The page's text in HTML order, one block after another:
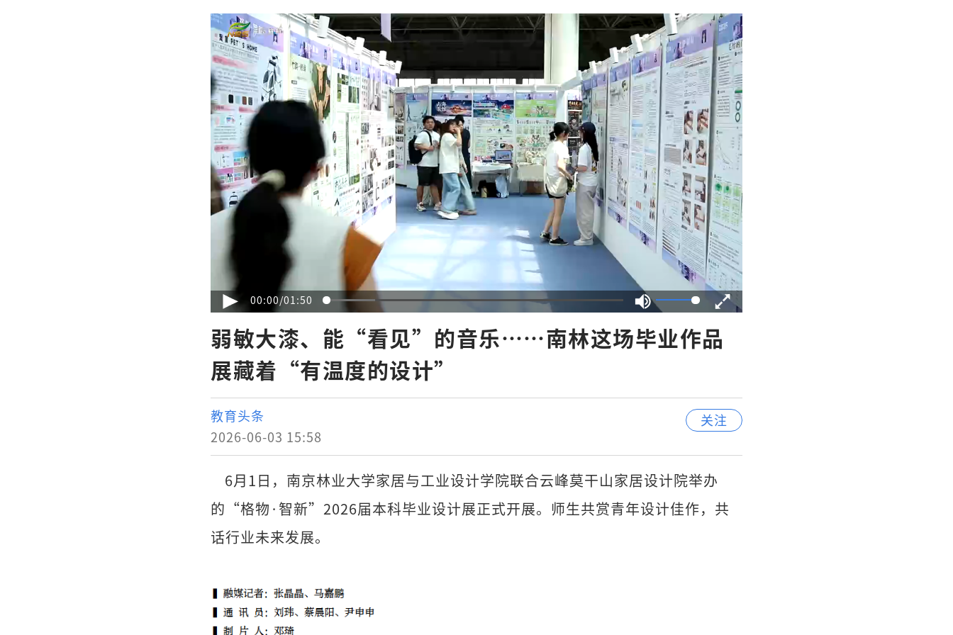
00:00 /01:50
弱敏大漆、能“看见”的音乐……南林这场毕业作品
展藏着“有温度的设计”
教育头条
2026-06-03 15:58
关注
6月1日，南京林业大学家居与工业设计学院联合云峰莫干山家居设计院举办
的“格物·智新”2026届本科毕业设计展正式开展。师生共赏青年设计佳作，共
话行业未来发展。